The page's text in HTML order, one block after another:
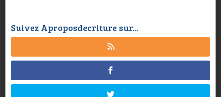
Suivez Aproposdecriture sur...